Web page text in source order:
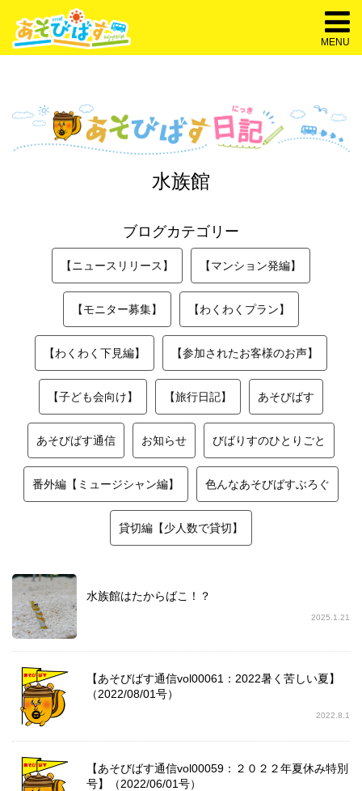
MENU
水族館
ブログカテゴリー
【ニュースリリース】 【マンション発編】
【モニター募集】 【わくわくプラン】
【わくわく下見編】 【参加されたお客様のお声】
【子ども会向け】 【旅行日記】 あそびばす
あそびばす通信 お知らせ びばりすのひとりごと
番外編【ミュージシャン編】 色んなあそびばすぶろぐ
貸切編【少人数で貸切】
水族館はたからばこ！？
2025.1.21
【あそびばす通信vol00061：2022暑く苦しい夏】
（2022/08/01号）
2022.8.1
【あそびばす通信vol00059：２０２２年夏休み特別
号】（2022/06/01号）